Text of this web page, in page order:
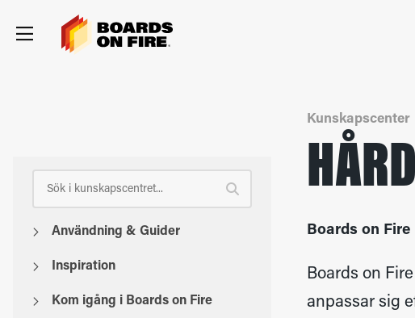
Användning & Guider
Inspiration
Kom igång i Boards on Fire
Kunskapscenter
Boards on
Boards on
anpassar sig